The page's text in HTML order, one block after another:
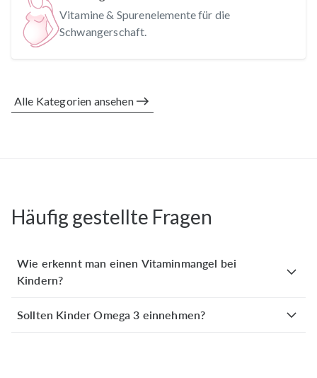
Vitamine & Spurenelemente für die
Schwangerschaft.
Alle Kategorien ansehen
Häufig gestellte Fragen
Wie erkennt man einen Vitaminmangel bei
Kindern?
Sollten Kinder Omega 3 einnehmen?